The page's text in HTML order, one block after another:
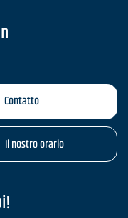
Contatto
Il nostro orario